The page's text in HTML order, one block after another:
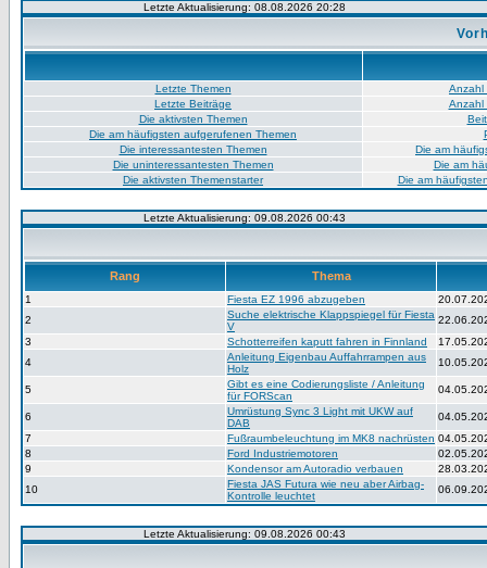
Letzte Aktualisierung: 08.08.2026 20:28
Letzte Themen
Anzahl
Letzte Beiträge
Anzahl
Die aktivsten Themen
Die am häufigsten aufgerufenen Themen
Die interessantesten Themen
Die am
Die uninteressantesten Themen
Die am
Die aktivsten Themenstarter
Die am
Letzte Aktualisierung: 09.08.2026 00:43
Rang Thema
1 Fiesta EZ 1996 abzugeben
2
Suche elektrische Klappspiegel für Fiesta
V
3
Schotterreifen kaputt fahren in Finnland
4
Anleitung Eigenbau Auffahrrampen aus
Holz
5
Gibt es eine Codierungsliste / Anleitung
für FORScan
6
Umrüstung Sync 3 Light mit UKW auf
DAB
7
Fußraumbeleuchtung im MK8 nachrüsten
8
Ford Industriemotoren
9
Kondensor am Autoradio verbauen
10
Fiesta JAS Futura wie neu aber Airbag-
Kontrolle leuchtet
Letzte Aktualisierung: 09.08.2026 00:43